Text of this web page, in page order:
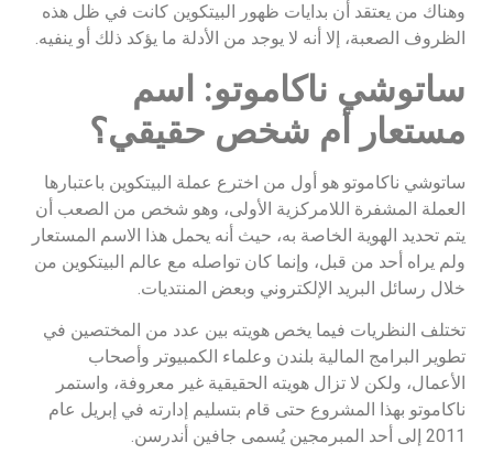
وهناك من يعتقد أن بدايات ظهور البيتكوين كانت في ظل هذه
الظروف الصعبة، إلا أنه لا يوجد من الأدلة ما يؤكد ذلك أو ينفيه.
ساتوشي ناكاموتو: اسم
مستعار أم شخص حقيقي؟
ساتوشي ناكاموتو هو أول من اخترع عملة البيتكوين باعتبارها
العملة المشفرة اللامركزية الأولى، وهو شخص من الصعب أن
يتم تحديد الهوية الخاصة به، حيث أنه يحمل هذا الاسم المستعار
ولم يراه أحد من قبل، وإنما كان تواصله مع عالم البيتكوين من
خلال رسائل البريد الإلكتروني وبعض المنتديات.
تختلف النظريات فيما يخص هويته بين عدد من المختصين في
تطوير البرامج المالية بلندن وعلماء الكمبيوتر وأصحاب
الأعمال، ولكن لا تزال هويته الحقيقية غير معروفة، واستمر
ناكاموتو بهذا المشروع حتى قام بتسليم إدارته في إبريل عام
2011 إلى أحد المبرمجين يُسمى جافين أندرسن.